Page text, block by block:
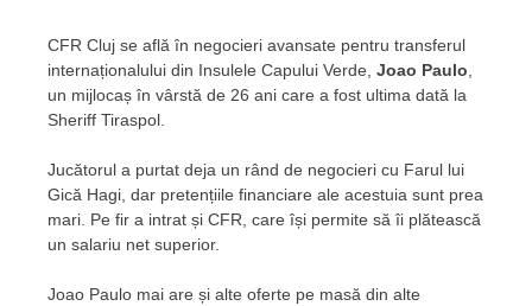
CFR Cluj se află în negocieri avansate pentru transferul
internaționalului din Insulele Capului Verde, Joao Paulo
un mijlocaș în vârstă de 26 ani care a fost ultima dată la
Sheriff Tiraspol.
Jucătorul a purtat deja un rând de negocieri cu Farul lui
Gică Hagi, dar pretențiile financiare ale acestuia sunt prea
mari. Pe fir a intrat și CFR, care își permite să îi plătească
un salariu net superior.
Joao Paulo mai are și alte oferte pe masă din alte